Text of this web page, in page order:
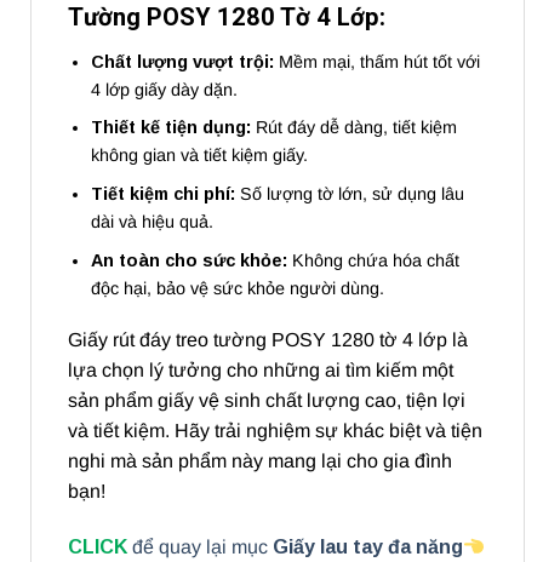
Tường POSY 1280 Tờ 4 Lớp:
Chất lượng vượt trội: Mềm mại, thấm hút tốt với
4 lớp giấy dày dặn.
Thiết kế tiện dụng: Rút đáy dễ dàng, tiết kiệm
không gian và tiết kiệm giấy.
Tiết kiệm chi phí: Số lượng tờ lớn, sử dụng lâu
dài và hiệu quả.
An toàn cho sức khỏe: Không chứa hóa chất
độc hại, bảo vệ sức khỏe người dùng.
Giấy rút đáy treo tường POSY 1280 tờ 4 lớp là
lựa chọn lý tưởng cho những ai tìm kiếm một
sản phẩm giấy vệ sinh chất lượng cao, tiện lợi
và tiết kiệm. Hãy trải nghiệm sự khác biệt và tiện
nghi mà sản phẩm này mang lại cho gia đình
bạn!
CLICK để quay lại mục Giấy lau tay đa năng